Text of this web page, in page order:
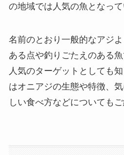
の地域では人気の魚となって
名前のとおり一般的なアジ
ある点や釣りごたえのある
人気のターゲットとしても
はオニアジの生態や特徴、
しい食べ方などについても